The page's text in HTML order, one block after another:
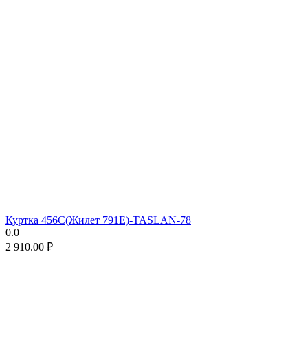
Куртка 456C(Жилет 791E)-TASLAN-78
0.0
2 910.00 ₽